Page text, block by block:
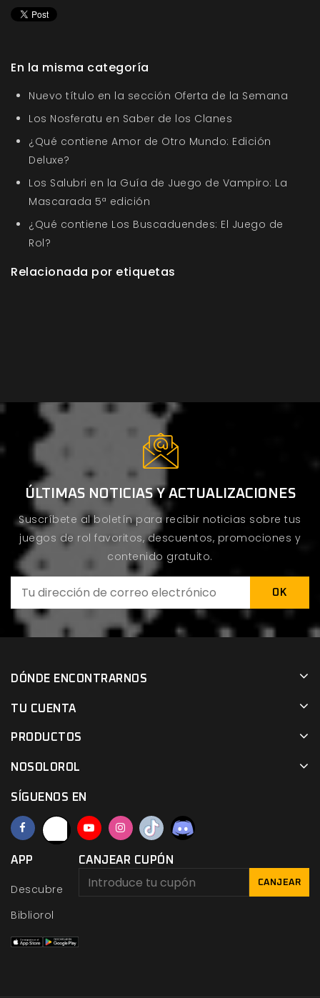
En la misma categoría
Nuevo título en la sección Oferta de la Semana
Los Nosferatu en Saber de los Clanes
¿Qué contiene Amor de Otro Mundo: Edición
Deluxe?
Los Salubri en la Guía de Juego de Vampiro: La
Mascarada 5ª edición
¿Qué contiene Los Buscaduendes: El Juego de
Rol?
Relacionada por etiquetas
ÚLTIMAS NOTICIAS Y ACTUALIZACIONES
Suscríbete al boletín para recibir noticias sobre tus
juegos de rol favoritos, descuentos, promociones y
contenido gratuito.
DÓNDE ENCONTRARNOS
TU CUENTA
PRODUCTOS
NOSOLOROL
SÍGUENOS EN
APP
Descubre
Bibliorol
CANJEAR CUPÓN
CANJEAR